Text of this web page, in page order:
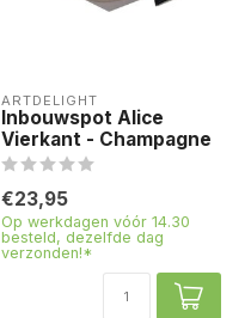
ARTDELIGHT
Inbouwspot Alice
Vierkant - Champagne
€23,95
Op werkdagen vóór 14.30
besteld, dezelfde dag
verzonden!*